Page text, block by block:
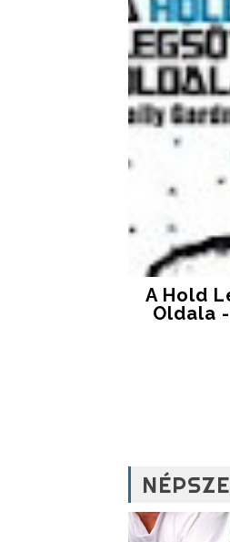
A Hold
Oldala